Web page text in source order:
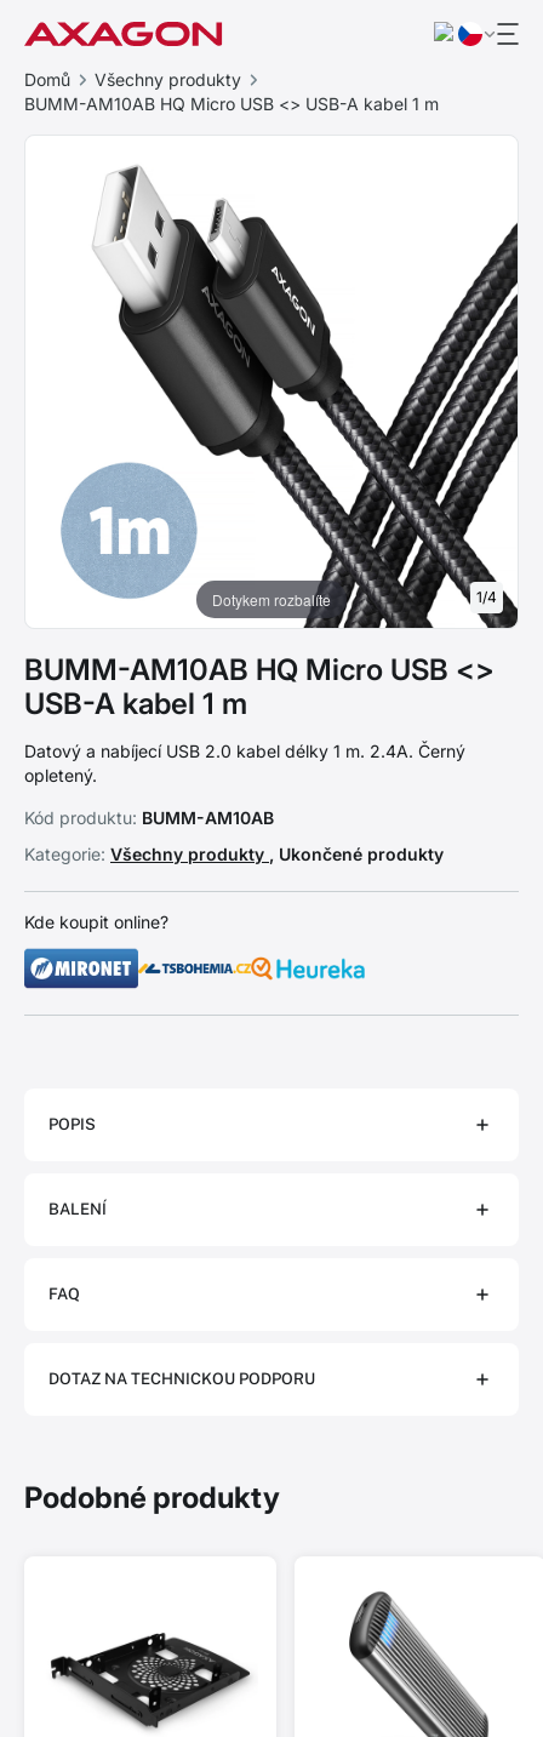
Domů
Všechny produkty
BUMM-AM10AB HQ Micro USB <> USB-A kabel 1 m
Dotykem rozbalíte 1/4
BUMM-AM10AB HQ Micro USB <>
USB-A kabel 1 m
Datový a nabíjecí USB 2.0 kabel délky 1 m. 2.4A. Černý
opletený.
Kód produktu: BUMM-AM10AB
Kategorie: Všechny produkty , Ukončené produkty
Kde koupit online?
POPIS
BALENÍ
FAQ
DOTAZ NA TECHNICKOU PODPORU
Podobné produkty